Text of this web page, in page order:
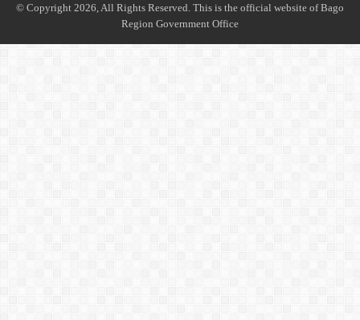
© Copyright 2026, All Rights Reserved. This is the official website of Bago
Region Government Office